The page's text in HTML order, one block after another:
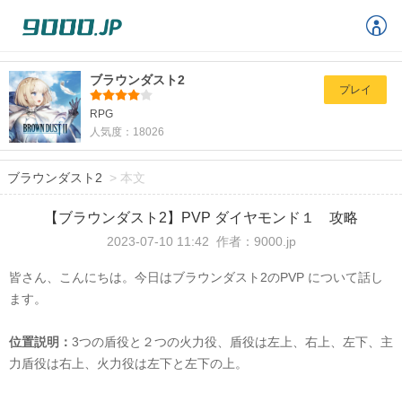
ブラウンダスト2
RPG
人気度：18026
プレイ
ブラウンダスト2 > 本文
【ブラウンダスト2】PVP ダイヤモンド１ 攻略
2023-07-10 11:42 作者：9000.jp
皆さん、こんにちは。今日はブラウンダスト 2のPVP について話し
ます。
位置説明： 3つの盾役と２つの火力役、盾役は左上、右上、左下、主
力盾役は右上、火力役は左下と左下の上。